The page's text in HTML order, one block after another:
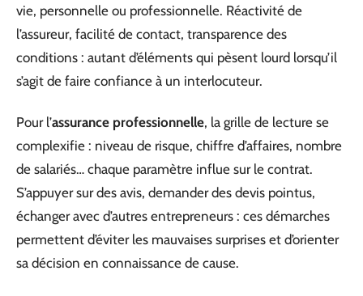
vie, personnelle ou professionnelle. Réactivité de
l’assureur, facilité de contact, transparence des
conditions : autant d’éléments qui pèsent lourd lorsqu’il
s’agit de faire confiance à un interlocuteur.
Pour l’assurance professionnelle, la grille de lecture se
complexifie : niveau de risque, chiffre d’affaires, nombre
de salariés… chaque paramètre influe sur le contrat.
S’appuyer sur des avis, demander des devis pointus,
échanger avec d’autres entrepreneurs : ces démarches
permettent d’éviter les mauvaises surprises et d’orienter
sa décision en connaissance de cause.